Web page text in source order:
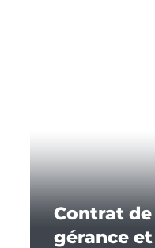
Contrat
gérance